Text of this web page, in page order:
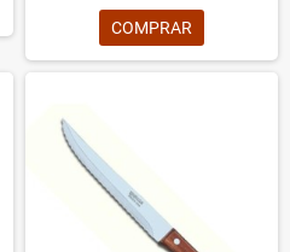
COMPRAR